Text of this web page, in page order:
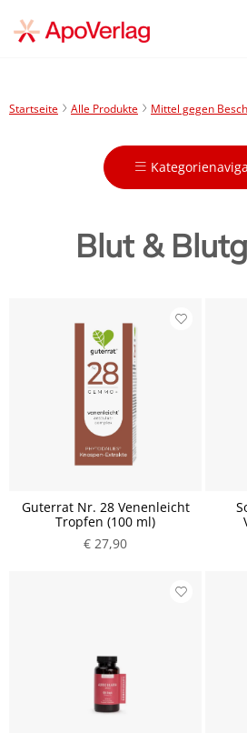
Startseite Alle Produkte Mittel gegen
Blut &
Guterrat Nr. 28 Venenleicht
Tropfen (100 ml)
€ 27,90